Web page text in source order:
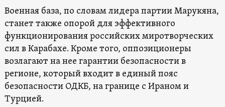
Военная база, по словам лидера партии Марукяна,
станет также опорой для эффективного
функционирования российских миротворческих
сил в Карабахе. Кроме того, оппозиционеры
возлагают на нее гарантии безопасности в
регионе, который входит в единый пояс
безопасности ОДКБ, на границе с Ираном и
Турцией.